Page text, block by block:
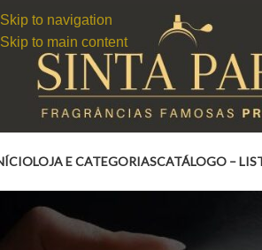
Skip to navigation
Skip to main content
LOJA E CATEGORIASCATÁLOGO –